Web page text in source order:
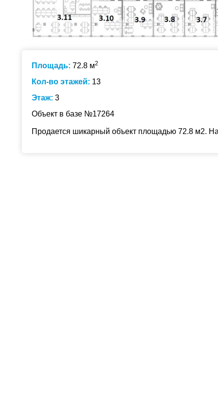
Площадь: 72.8 м2
Кол-во этажей: 13
Этаж: 3
Объект в базе №17264
Продается шикарный объект площадью 72.8 м2.